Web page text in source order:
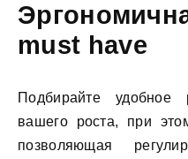
must have
Подбирайте удобное
вашего роста, при
позволяющая